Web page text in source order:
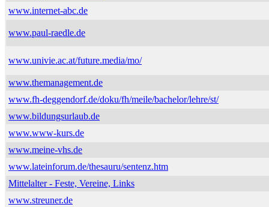
www.internet-abc.de
www.paul-raedle.de
www.univie.ac.at/future.media/mo/
www.themanagement.de
www.fh-deggendorf.de/doku/fh/meile/bachelor/lehre/st/
www.bildungsurlaub.de
www.www-kurs.de
www.meine-vhs.de
www.lateinforum.de/thesauru/sentenz.htm
Mittelalter - Feste, Vereine, Links
www.streuner.de